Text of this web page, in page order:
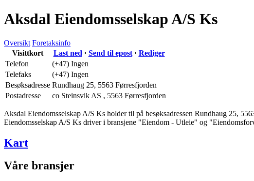
Aksdal Eiendomsselskap A/S Ks
Oversikt Foretaksinfo
Visittkort
Last ned · Send til epost· Rediger
Telefon
(+47) Ingen
Telefaks
(+47) Ingen
Besøksadresse Rundhaug 25, 5563 Førresfjorden
Postadresse
co Steinsvik AS , 5563 Førresfjorden
Aksdal Eiendomsselskap A/S Ks holder til på besøksadressen Rundhaug 25,
Eiendomsselskap A/S Ks driver i bransjene "Eiendom - Utleie" og
Kart
Våre bransjer